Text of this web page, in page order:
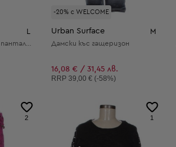
-20% с WELCOME
Urban Surface M
Дамски къс гащеризон
16,08 € / 31,45 лв.
Препоръчителна цена:
RRP 39,00 € (-58%)
2 1